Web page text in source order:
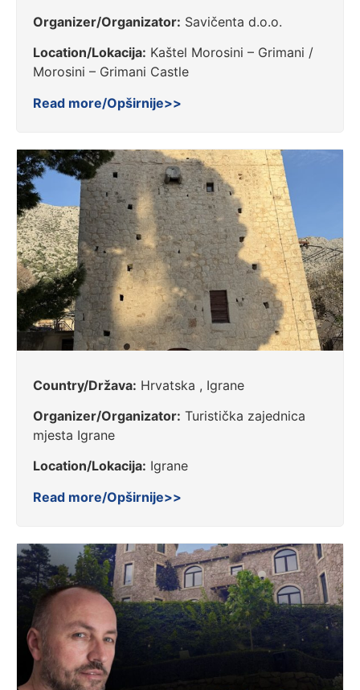
Organizer/Organizator: Savičenta d.o.o.
Location/Lokacija: Kaštel Morosini – Grimani /
Morosini – Grimani Castle
Read more/Opširnije>>
Country/Država: Hrvatska , Igrane
Organizer/Organizator: Turistička zajednica
mjesta Igrane
Location/Lokacija: Igrane
Read more/Opširnije>>